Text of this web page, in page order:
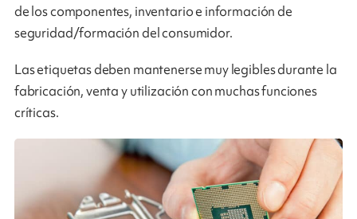
de los componentes, inventario e información de
seguridad/formación del consumidor.
Las etiquetas deben mantenerse muy legibles durante la
fabricación, venta y utilización con muchas funciones
críticas.